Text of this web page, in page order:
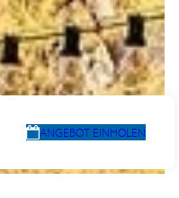
ANGEBOT EINHOLEN